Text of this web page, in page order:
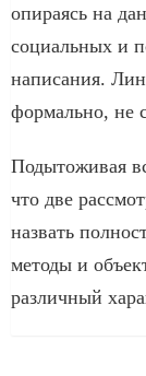
опираясь на
социальных и
написания.
формально, не
Подытоживая
что две
назвать
методы и
различный